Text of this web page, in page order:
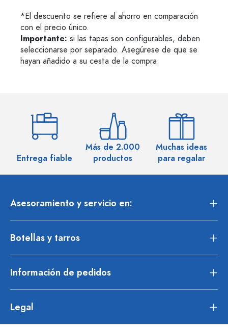
*El descuento se refiere al ahorro en comparación
con el precio único.
Importante: si las tapas son configurables, deben
seleccionarse por separado. Asegúrese de que se
hayan añadido a su cesta de la compra.
Entrega fiable
Más de 2.000
productos
Muchas ideas
para regalar
Asesoramiento y servicio en:
Botellas y tarros
Información de pedidos
Legal